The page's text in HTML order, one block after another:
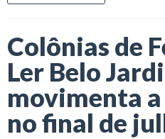
Colônias de
Ler Belo
movimenta
no final de